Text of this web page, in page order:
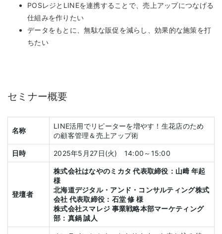
POSレジとLINEを連携することで、売上アップにつなげる
仕組みを作りたい
データをもとに、無駄な販促を減らし、効果的な施策を打
ちたい
セミナー概要
名称
LINE活用でリピーターを増やす！生花店のため
の顧客管理＆売上アップ術
日時 2025年5月27日(火) 14:00～15:00
登壇者
株式会社はなやのミカタ 代表取締役：山﨑 年起
様
北海道デジタル・アンド・コンサルティング株式
会社 代表取締役：石堂 修 様
株式会社スマレジ 事業戦略本部マーケティング
部：真鍋 誠人